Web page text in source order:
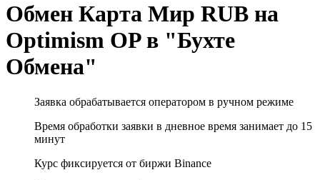
Обмен Карта Мир RUB на
Optimism OP в "Бухте
Обмена"
Заявка обрабатывается оператором в ручном режиме
Время обработки заявки в дневное время занимает до 15
минут
Курс фиксируется от биржи Binance